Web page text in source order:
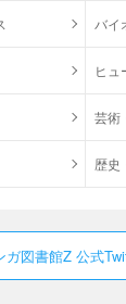
バイ
ヒュ
芸術
歴史
ガ図書館Z 公式